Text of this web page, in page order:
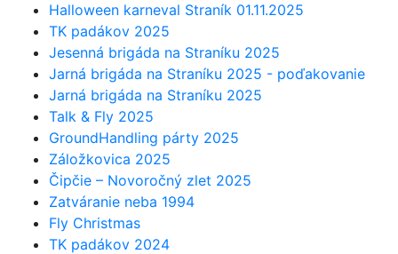
Halloween karneval Straník 01.11.2025
TK padákov 2025
Jesenná brigáda na Straníku 2025
Jarná brigáda na Straníku 2025 - poďakovanie
Jarná brigáda na Straníku 2025
Talk & Fly 2025
GroundHandling párty 2025
Záložkovica 2025
Čipčie – Novoročný zlet 2025
Zatváranie neba 1994
Fly Christmas
TK padákov 2024